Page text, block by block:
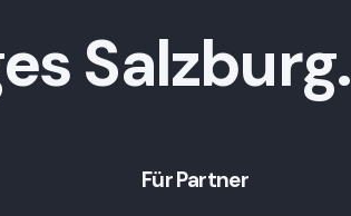
Salzburg.
Für Partner